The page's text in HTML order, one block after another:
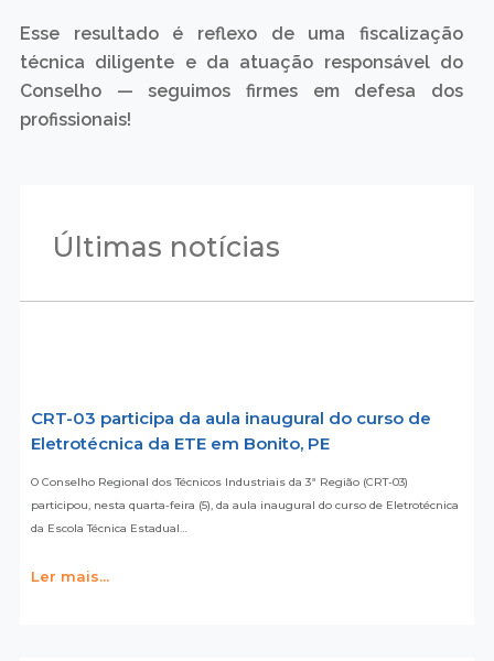
Esse resultado é reflexo de uma fiscalização
técnica diligente e da atuação responsável do
Conselho — seguimos firmes em defesa dos
profissionais!
Últimas notícias
CRT-03 participa da aula inaugural do curso de
Eletrotécnica da ETE em Bonito, PE
O Conselho Regional dos Técnicos Industriais da 3ª Região (CRT-03)
participou, nesta quarta-feira (5), da aula inaugural do curso de Eletrotécnica
da Escola Técnica Estadual…
Ler mais...